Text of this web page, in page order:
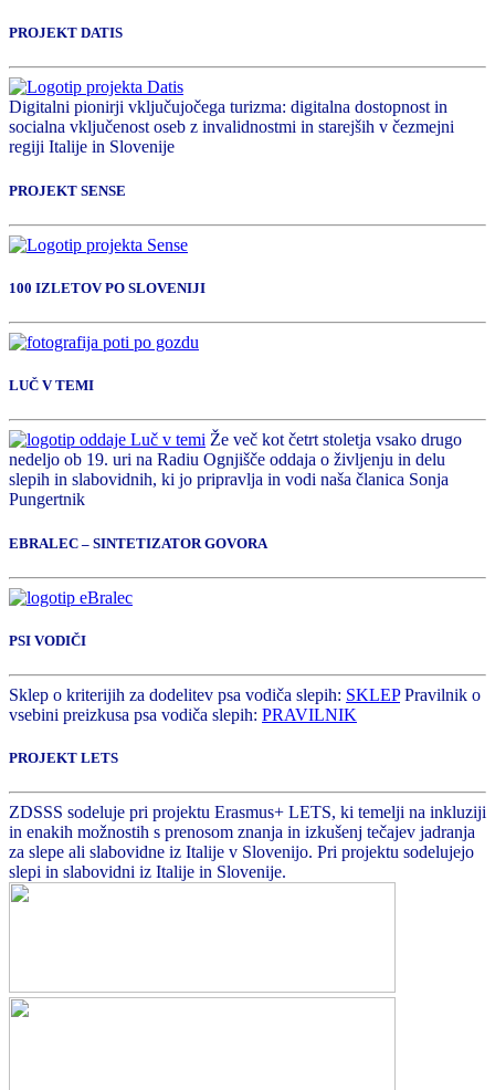
PROJEKT DATIS
Digitalni pionirji vključujočega turizma: digitalna dostopnost in
socialna vključenost oseb z invalidnostmi in starejših v čezmejni
regiji Italije in Slovenije
PROJEKT SENSE
100 IZLETOV PO SLOVENIJI
LUČ V TEMI
Že več kot četrt stoletja vsako drugo
nedeljo ob 19. uri na Radiu Ognjišče oddaja o življenju in delu
slepih in slabovidnih, ki jo pripravlja in vodi naša članica Sonja
Pungertnik
EBRALEC – SINTETIZATOR GOVORA
PSI VODIČI
Sklep o kriterijih za dodelitev psa vodiča slepih: SKLEPPravilnik o
vsebini preizkusa psa vodiča slepih: PRAVILNIK
PROJEKT LETS
ZDSSS sodeluje pri projektu Erasmus+ LETS, ki temelji na inkluziji
in enakih možnostih s prenosom znanja in izkušenj tečajev jadranja
za slepe ali slabovidne iz Italije v Slovenijo. Pri projektu sodelujejo
slepi in slabovidni iz Italije in Slovenije.